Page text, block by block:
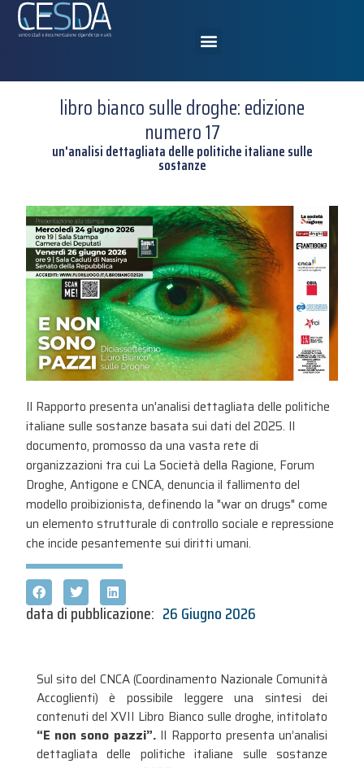
libro bianco sulle droghe: edizione
numero 17
un'analisi dettagliata delle politiche italiane sulle
sostanze
Il Rapporto presenta un'analisi dettagliata delle politiche
italiane sulle sostanze basata sui dati del 2025. Il
documento, promosso da una vasta rete di
organizzazioni tra cui La Società della Ragione, Forum
Droghe, Antigone e CNCA, denuncia il fallimento del
modello proibizionista, definendo la "war on drugs" come
un elemento strutturale di controllo sociale e repressione
che incide pesantemente sui diritti umani.
data di pubblicazione: 26 Giugno 2026
Sul sito del CNCA (Coordinamento Nazionale Comunità
Accoglienti) è possibile leggere una sintesi dei
contenuti del XVII Libro Bianco sulle droghe, intitolato
“E non sono pazzi”. Il Rapporto presenta un’analisi
dettagliata delle politiche italiane sulle sostanze